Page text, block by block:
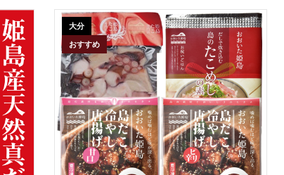
大分
おすすめ